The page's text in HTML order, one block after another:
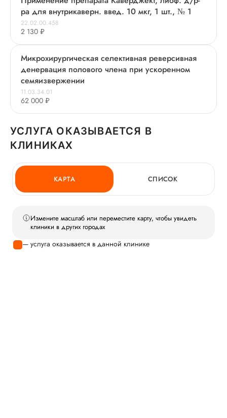
ра для внутрикаверн. введ. 10 мкг, 1 шт., № 1
22.02.00.458
2 130 ₽
Микрохирургическая селективная реверсивная
денервация полового члена при ускоренном
семяизвержении
11.03.34.01
62 000 ₽
УСЛУГА ОКАЗЫВАЕТСЯ В
КЛИНИКАХ
КАРТА СПИСОК
Измените масштаб или переместите карту, чтобы увидеть
клиники в других городах
— услуга оказывается в данной клинике